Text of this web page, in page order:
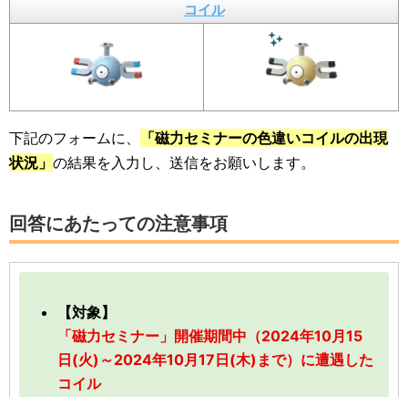
コイル
下記のフォームに、
「磁力セミナーの色違いコイルの出現
状況」 の結果を入力し、送信をお願いします。
回答にあたっての注意事項
【対象】
「磁力セミナー」開催期間中（2024年10月15
日(火)～2024年10月17日(木)まで）に遭遇した
コイル